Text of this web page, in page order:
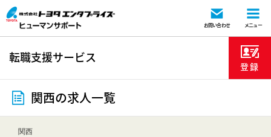
お問い合わせ メニュー
転職支援サービス
登録
関西の求人一覧
関西